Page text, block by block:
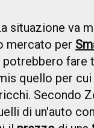
situazione va
mercato per
potrebbero fare
quello per
Secondo
di un'auto